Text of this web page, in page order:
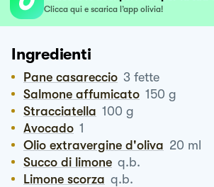
Clicca qui e scarica l’app olivia!
Ingredienti
Pane casareccio 3 fette
Salmone affumicato 150 g
Stracciatella 100 g
Avocado 1
Olio extravergine d'oliva 20 ml
Succo di limone q.b.
Limone scorza q.b.